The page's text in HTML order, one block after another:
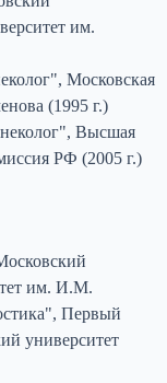
им.
Московская
(1995 г.)
Высшая
РФ (2005 г.)
им. И.М.
Первый
университет